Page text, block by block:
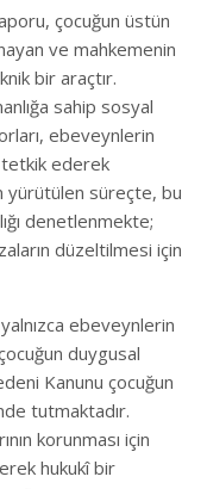
çocuğun üstün
ve mahkemenin
bir araçtır.
sahip sosyal
ebeveynlerin
tetkik ederek
yürütülen süreçte, bu
denetlenmekte;
düzeltilmesi için
ebeveynlerin
duygusal
Kanunu çocuğun
tutmaktadır.
korunması için
hukukî bir